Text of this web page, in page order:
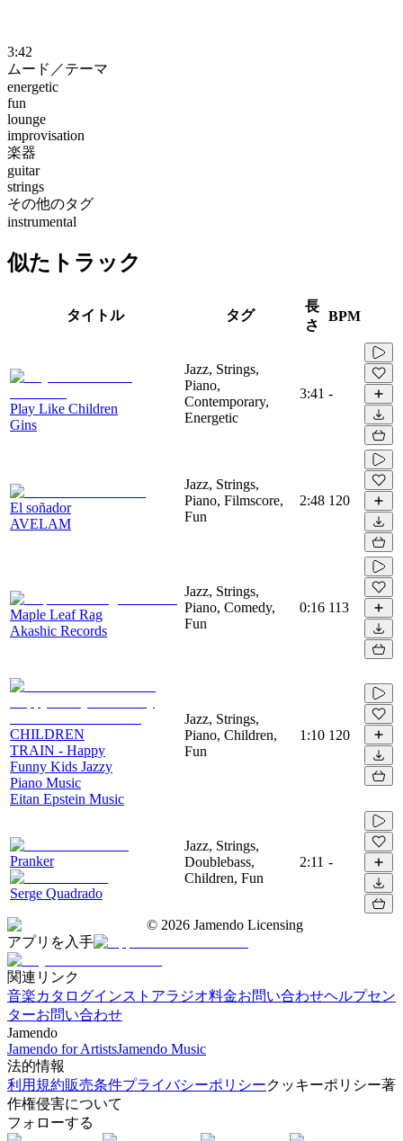
3:42
ムード／テーマ
energetic
fun
lounge
improvisation
楽器
guitar
strings
その他のタグ
instrumental
似たトラック
タイトル タグ
長
さ
BPM
Play Like Children
Gins
Jazz, Strings,
Piano,
Contemporary,
Energetic
3:41 -
El soñador
AVELAM
Jazz, Strings,
Piano, Filmscore,
Fun
2:48 120
Maple Leaf Rag
Akashic Records
Jazz, Strings,
Piano, Comedy,
Fun
0:16 113
CHILDREN
TRAIN - Happy
Funny Kids Jazzy
Piano Music
Eitan Epstein Music
Jazz, Strings,
Piano, Children,
Fun
1:10 120
Pranker
Serge Quadrado
Jazz, Strings,
Doublebass,
Children, Fun
2:11 -
© 2026 Jamendo Licensing
アプリを入手
関連リンク
音楽カタログインストアラジオ料金お問い合わせヘルプセン
ターお問い合わせ
Jamendo
Jamendo for ArtistsJamendo Music
法的情報
利用規約販売条件プライバシーポリシークッキーポリシー著
作権侵害について
フォローする